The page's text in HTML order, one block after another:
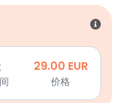
29.00 EUR
价格